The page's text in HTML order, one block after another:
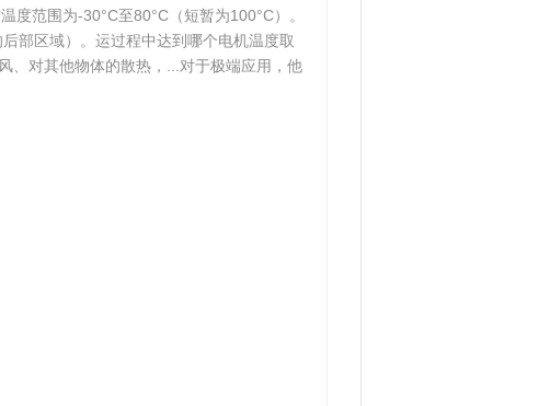
范围为-30°C至80°C（短暂为100°C）。
部区域）。运过程中达到哪个电机温度取
、对其他物体的散热，...对于极端应用，他